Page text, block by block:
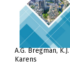
A.G. Bregman
Karens